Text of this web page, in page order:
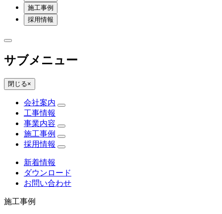
施工事例
採用情報
サブメニュー
閉じる×
会社案内
工事情報
事業内容
施工事例
採用情報
新着情報
ダウンロード
お問い合わせ
施工事例